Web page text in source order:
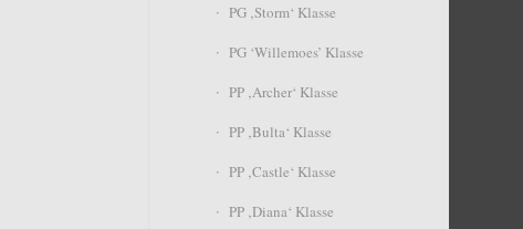
PG ‚Storm‘ Klasse
PG ‘Willemoes’ Klasse
PP ‚Archer‘ Klasse
PP ‚Bulta‘ Klasse
PP ‚Castle‘ Klasse
PP ‚Diana‘ Klasse